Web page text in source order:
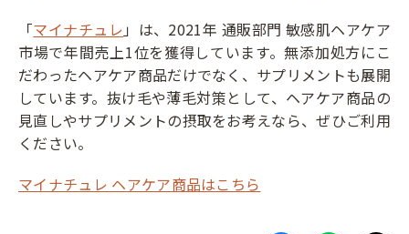
「マイナチュレ 」は、2021年 通販部門 敏感肌ヘアケア
市場で年間売上1位を獲得しています。無添加処方にこ
だわったヘアケア商品だけでなく、サプリメントも展開
しています。抜け毛や薄毛対策として、ヘアケア商品の
見直しやサプリメントの摂取をお考えなら、ぜひご利用
ください。
マイナチュレ ヘアケア商品はこちら